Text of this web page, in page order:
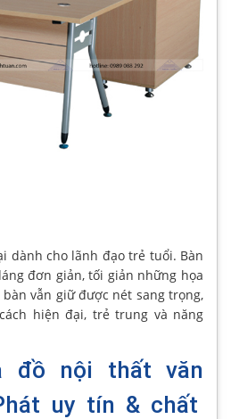
dành cho lãnh đạo trẻ tuổi. Bàn
đơn giản, tối giản những họa
vẫn giữ được nét sang trọng,
hiện đại, trẻ trung và năng
đồ nội thất văn
uy tín & chất